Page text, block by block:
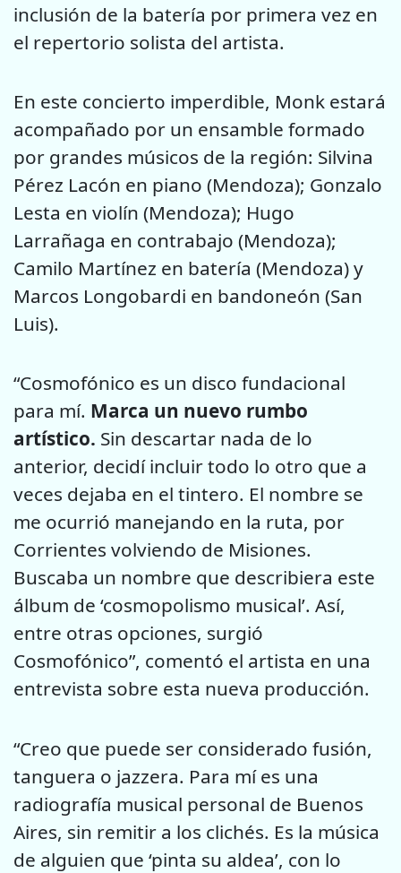
inclusión de la batería por primera vez en
el repertorio solista del artista.
En este concierto imperdible, Monk estará
acompañado por un ensamble formado
por grandes músicos de la región: Silvina
Pérez Lacón en piano (Mendoza); Gonzalo
Lesta en violín (Mendoza); Hugo
Larrañaga en contrabajo (Mendoza);
Camilo Martínez en batería (Mendoza) y
Marcos Longobardi en bandoneón (San
Luis).
“Cosmofónico es un disco fundacional
para mí. Marca un nuevo rumbo
artístico. Sin descartar nada de lo
anterior, decidí incluir todo lo otro que a
veces dejaba en el tintero. El nombre se
me ocurrió manejando en la ruta, por
Corrientes volviendo de Misiones.
Buscaba un nombre que describiera este
álbum de ‘cosmopolismo musical’. Así,
entre otras opciones, surgió
Cosmofónico”, comentó el artista en una
entrevista sobre esta nueva producción.
“Creo que puede ser considerado fusión,
tanguera o jazzera. Para mí es una
radiografía musical personal de Buenos
Aires, sin remitir a los clichés. Es la música
de alguien que ‘pinta su aldea’, con lo